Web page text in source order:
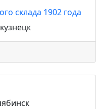
склада 1902 года